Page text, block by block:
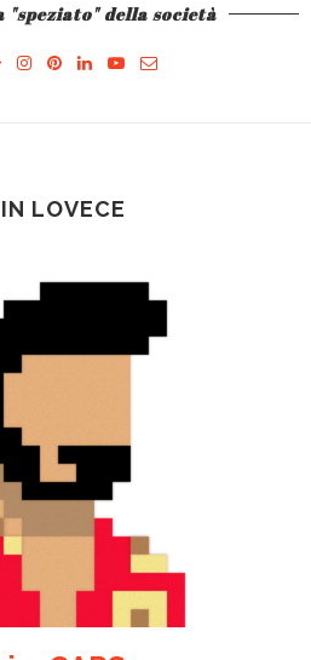
della società
LOVECE